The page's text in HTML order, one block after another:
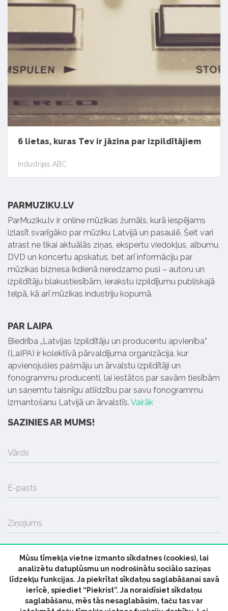
6 lietas, kuras Tev ir jāzina par izpildītājiem
Industrijas ABC
PARMUZIKU.LV
ParMuziku.lv ir online mūzikas žurnāls, kurā iespējams
izlasīt svarīgāko par mūziku Latvijā un pasaulē. Šeit vari
atrast ne tikai aktuālās ziņas, ekspertu viedokļus, albumu,
DVD un koncertu apskatus, bet arī informāciju par
mūzikas biznesa ikdienā neredzamo pusi – autoru un
izpildītāju blakustiesībām, ierakstu izpildījumu publiskajā
telpā, kā arī mūzikas industriju kopumā.
PAR LAIPA
Biedrība „Latvijas Izpildītāju un producentu apvienība”
(LaIPA) ir kolektīvā pārvaldījuma organizācija, kur
apvienojušies pašmāju un ārvalstu izpildītāji un
fonogrammu producenti, lai iestātos par savām tiesībām
un saņemtu taisnīgu atlīdzību par savu fonogrammu
izmantošanu Latvijā un ārvalstīs. Vairāk
SAZINIES AR MUMS!
Vārds
E-pasts
Ziņojums
SŪTĪT
Mūsu tīmekļa vietne izmanto sīkdatnes (cookies), lai
analizētu datuplūsmu un nodrošinātu sociālo saziņas
līdzekļu funkcijas. Ja piekrītat sīkdatņu saglabāšanai savā
ierīcē, spiediet “Piekrist”. Ja noraidīsiet sīkdatņu
saglabāšanu, mēs tās nesaglabāsim, taču tas var